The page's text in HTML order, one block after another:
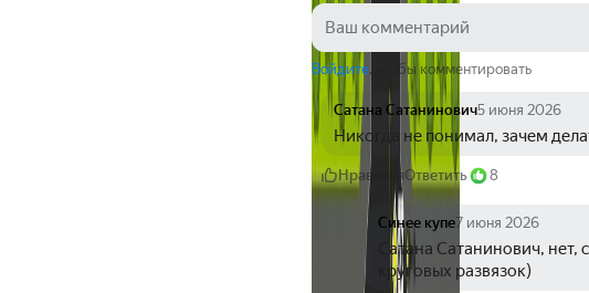
Войдите, чтобы комментировать
Сатана Сатанинович5 июня 2026
Никогда не понимал, зачем
НравитсяОтветить 8
Синее купе7 июня 2026
Сатана Сатанинович,
круговых развязок)